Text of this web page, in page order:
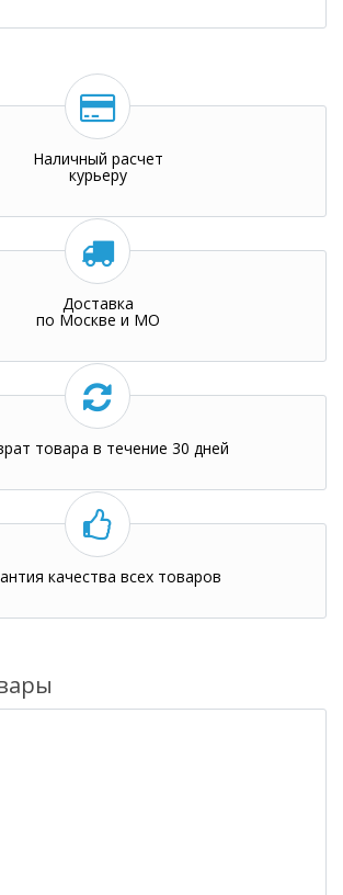
Наличный расчет
курьеру
Доставка
по Москве и МО
товара в течение 30 дней
качества всех товаров